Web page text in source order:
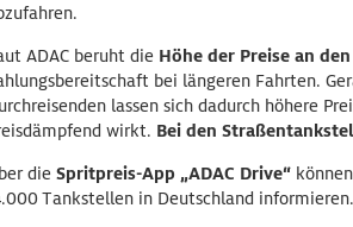
ADAC beruht die Höhe der Preise an
bei längeren Fahrten.
lassen sich dadurch höhere
wirkt. Bei den
die Spritpreis-App „ADAC Drive“
Tankstellen in Deutschland informieren.